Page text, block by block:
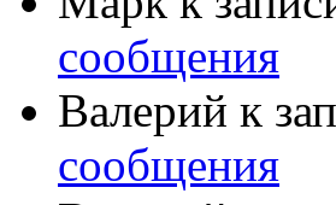
сообщения
Валерий к
сообщения